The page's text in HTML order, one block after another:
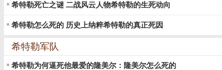
希特勒死亡之谜 二战风云人物希特勒的生死动向
希特勒怎么死的 历史上纳粹希特勒的真正死因
希特勒军队
希特勒为何逼死他最爱的隆美尔：隆美尔怎么死的